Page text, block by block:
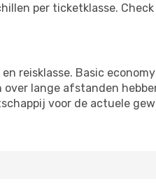
per ticketklasse.
reisklasse. Basic
lange afstanden
voor de actuele